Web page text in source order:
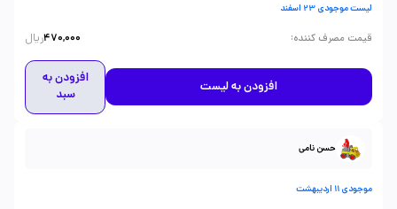
لیست موجودی 23 اسفند
قیمت مصرف کننده:
470,000ریال
افزودن به لیست
افزودن به
سبد
حسن نامی
موجودی 11 اردیبهشت